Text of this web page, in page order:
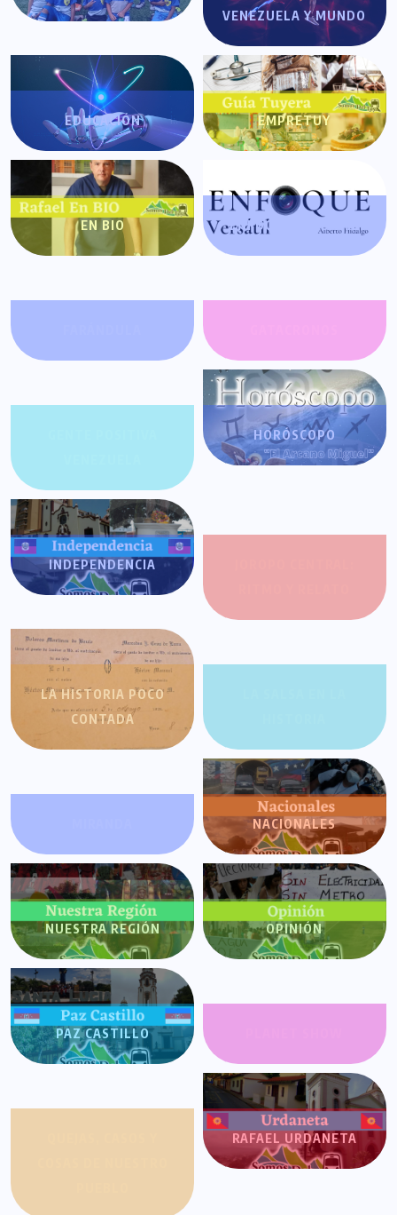
VENEZUELA Y MUNDO
EDUCACIÓN EMPRETUY
EN BIO ENFOQUE VERSÁTIL
HORÓSCOPO
INDEPENDENCIA
LA HISTORIA POCO
CONTADA
NACIONALES
NUESTRA REGIÓN OPINIÓN
PAZ CASTILLO
RAFAEL URDANETA